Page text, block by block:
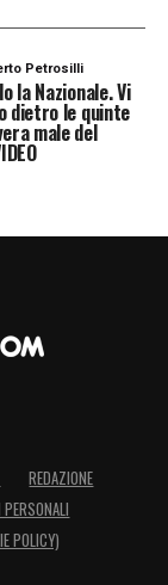
Petrosilli
la Nazionale. Vi
dietro le quinte
male del
REDAZIONE
POLICY)